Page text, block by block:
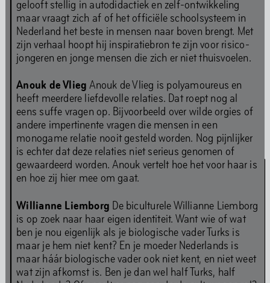
toegankelijk voor publiek.
Archief Chapters Archief lange tentoonstellingen
Optredens &
Evenementen
gelooft stellig in autodidactiek en zelf-ontwikkeling
maar vraagt zich af of het officiële schoolsysteem in
Nederland het beste in mensen naar boven brengt. Met
zijn verhaal hoopt hij inspiratiebron te zijn voor risico-
jongeren en jonge mensen die zich er niet thuisvoelen.
Anouk de Vlieg Anouk de Vlieg is polyamoureus en
heeft meerdere liefdevolle relaties. Dat roept nog al
eens suffe vragen op. Bijvoorbeeld over wilde orgies of
andere impertinente vragen die mensen in een
monogame relatie nooit gesteld worden. Nog pijnlijker
is echter dat deze relaties niet serieus genomen of
gewaardeerd worden. Anouk vertelt hoe het voor haar is
en hoe zij hier mee om gaat.
Willianne Liemborg De biculturele Willianne Liemborg
is op zoek naar haar eigen identiteit. Want wie of wat
ben je nou eigenlijk als je biologische vader Turks is
maar je hem niet kent? En je moeder Nederlands is
maar háár biologische vader ook niet kent, en niet weet
wat zijn afkomst is. Ben je dan wel half Turks, half